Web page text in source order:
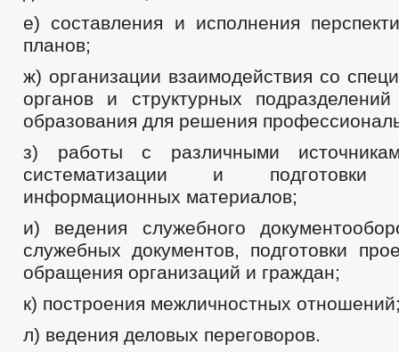
е) составления и исполнения
планов;
ж) организации взаимодействия со
органов и структурных подразделений
образования для решения
з) работы с различными
систематизации и подготовки
информационных материалов;
и) ведения служебного
служебных документов, подготовки
обращения организаций и граждан;
к) построения межличностных
л) ведения деловых переговоров.